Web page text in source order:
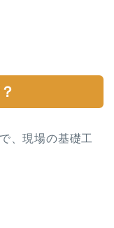
で、現場の基礎工